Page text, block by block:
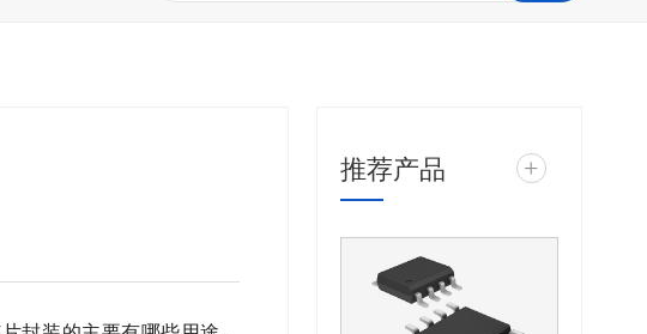
推荐产品 +